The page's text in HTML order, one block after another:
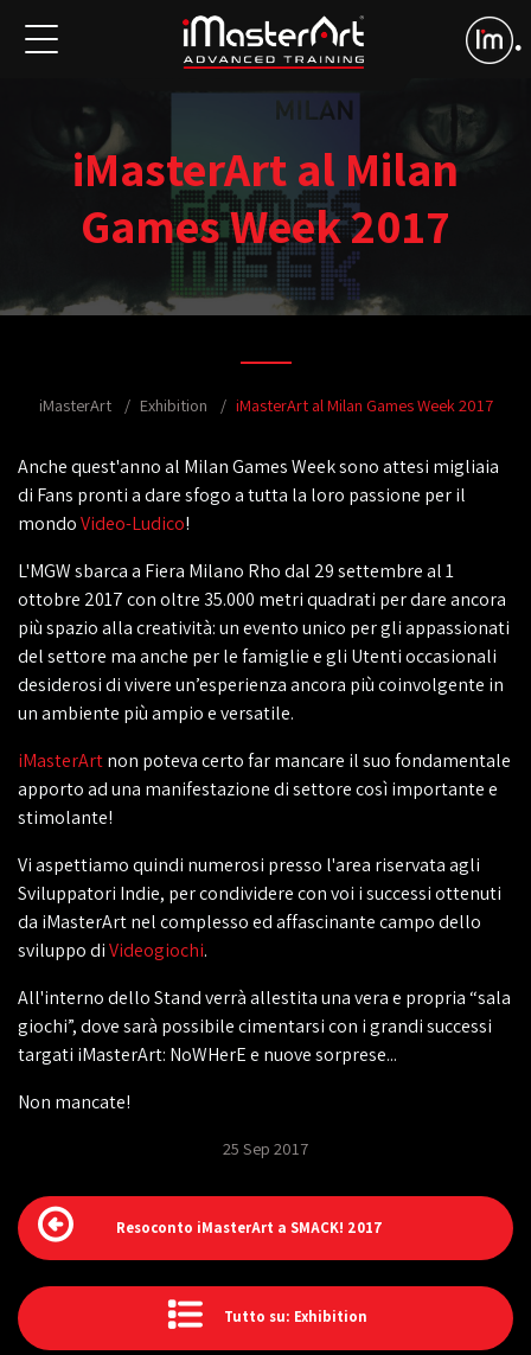
iMasterArt al Milan
Games Week 2017
iMasterArt Exhibition iMasterArt al Milan Games Week 2017
Anche quest'anno al Milan Games Week sono attesi migliaia
di Fans pronti a dare sfogo a tutta la loro passione per il
mondoVideo-Ludico!
L'MGW sbarca a Fiera Milano Rho dal 29 settembre al 1
ottobre 2017 con oltre 35.000 metri quadrati per dare ancora
più spazio alla creatività: un evento unico per gli appassionati
del settore ma anche per le famiglie e gli Utenti occasionali
desiderosi di vivere un’esperienza ancora più coinvolgente in
un ambiente più ampio e versatile.
iMasterArtnon poteva certo far mancare il suo fondamentale
apporto ad una manifestazione di settore così importante e
stimolante!
Vi aspettiamo quindi numerosi presso l'area riservata agli
Sviluppatori Indie, per condividere con voi i successi ottenuti
da iMasterArt nel complesso ed affascinante campo dello
sviluppo diVideogiochi.
All'interno dello Stand verrà allestita una vera e propria “sala
giochi”, dove sarà possibile cimentarsi con i grandi successi
targati iMasterArt: NoWHerE e nuove sorprese...
Non mancate!
25 Sep 2017
Resoconto iMasterArt a SMACK! 2017
Tutto su: Exhibition